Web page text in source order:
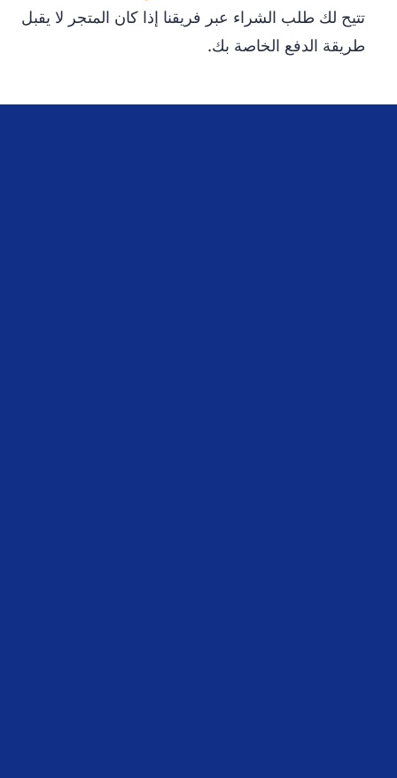
تتيح لك طلب الشراء عبر فريقنا إذا كان المتجر لا يقبل
طريقة الدفع الخاصة بك.